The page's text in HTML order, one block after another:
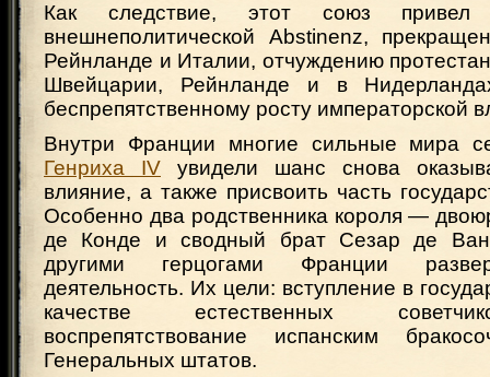
Как следствие, этот союз привел
внешнеполитической Abstinenz,
Рейнланде и Италии, отчуждению
Швейцарии, Рейнланде и в
беспрепятственному росту императорской
Внутри Франции многие сильные мира
Генриха IV увидели шанс снова
влияние, а также присвоить часть
Особенно два родственника короля —
де Конде и сводный брат Сезар де
другими герцогами Франции
деятельность. Их цели: вступление в
качестве естественных
воспрепятствование испанским
Генеральных штатов.